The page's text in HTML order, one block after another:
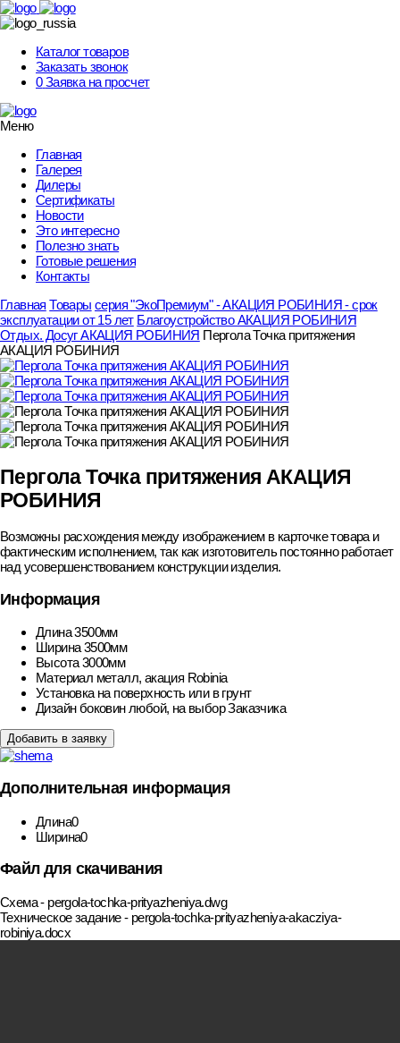
Skip
to
Каталог товаров
Заказать звонок
0 Заявка на просчет
Меню
Главная
Галерея
Дилеры
Сертификаты
Новости
Это интересно
Полезно знать
Готовые решения
Контакты
Главная Товары серия "ЭкоПремиум" - АКАЦИЯ РОБИНИЯ - срок
эксплуатации от 15 лет Благоустройство АКАЦИЯ РОБИНИЯ
Отдых. Досуг АКАЦИЯ РОБИНИЯ Пергола Точка притяжения
АКАЦИЯ РОБИНИЯ
Пергола Точка притяжения АКАЦИЯ
РОБИНИЯ
Возможны расхождения между изображением в карточке товара и
фактическим исполнением, так как изготовитель постоянно работает
над усовершенствованием конструкции изделия.
Информация
Длина 3500мм
Ширина 3500мм
Высота 3000мм
Материал металл, акация Robinia
Установка на поверхность или в грунт
Дизайн боковин любой, на выбор Заказчика
Добавить в заявку
Дополнительная информация
Длина0
Ширина0
Файл для скачивания
Схема - pergola-tochka-prityazheniya.dwg
Техническое задание - pergola-tochka-prityazheniya-akacziya-
robiniya.docx